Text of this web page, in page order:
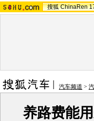
搜狐 ChinaRen
汽车频道 >
养路费能